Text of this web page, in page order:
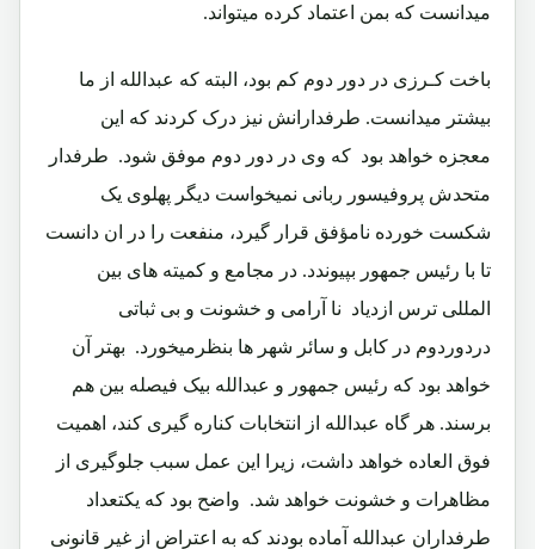
میدانست که بمن اعتماد کرده میتواند.
باخت کـرزی در دور دوم کم بود، البته که عبدالله از ما
بیشتر میدانست. طرفدارانش نیز درک کردند که این
معجزه خواهد بود که وی در دور دوم موفق شود. طرفدار
متحدش پروفیسور ربانی نمیخواست دیگر پهلوی یک
شکست خورده نامؤفق قرار گیرد، منفعت را در ان دانست
تا با رئیس جمهور بپیوندد. در مجامع و کمیته های بین
المللی ترس ازدیاد نا آرامی و خشونت و بی ثباتی
دردوردوم در کابل و سائر شهر ها بنظرمیخورد. بهتر آن
خواهد بود که رئیس جمهور و عبدالله بیک فیصله بین هم
برسند. هر گاه عبدالله از انتخابات کناره گیری کند، اهمیت
فوق العاده خواهد داشت، زیرا این عمل سبب جلوگیری از
مظاهرات و خشونت خواهد شد. واضح بود که یکتعداد
طرفداران عبدالله آماده بودند که به اعتراض از غیر قانونی